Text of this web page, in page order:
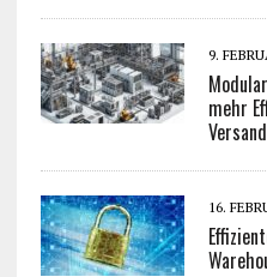
9.
mehr
Versand
16.